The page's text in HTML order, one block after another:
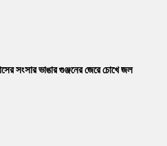
সংসার ভাঙার গুঞ্জনের জেরে চোখে জল